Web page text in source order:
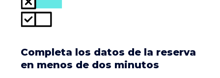
Completa los datos de la reserva
en menos de dos minutos